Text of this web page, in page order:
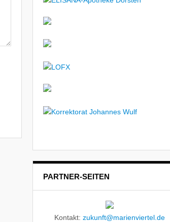
PARTNER-SEITEN
Kontakt: zukunft@marienviertel.de